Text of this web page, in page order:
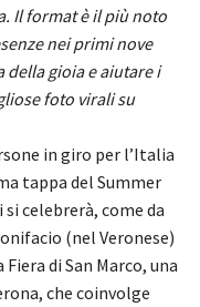
Il format è il più noto
nei primi nove
della gioia e aiutare i
foto virali su
in giro per l’Italia
tappa del Summer
celebrerà, come da
(nel Veronese)
di San Marco, una
che coinvolge